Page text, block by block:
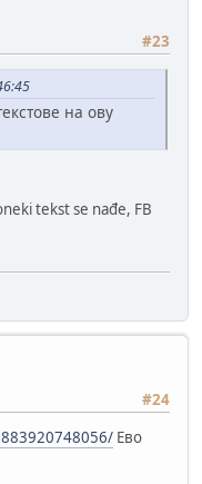
#23
на ову
tekst se nađe, FB
#24
Ево